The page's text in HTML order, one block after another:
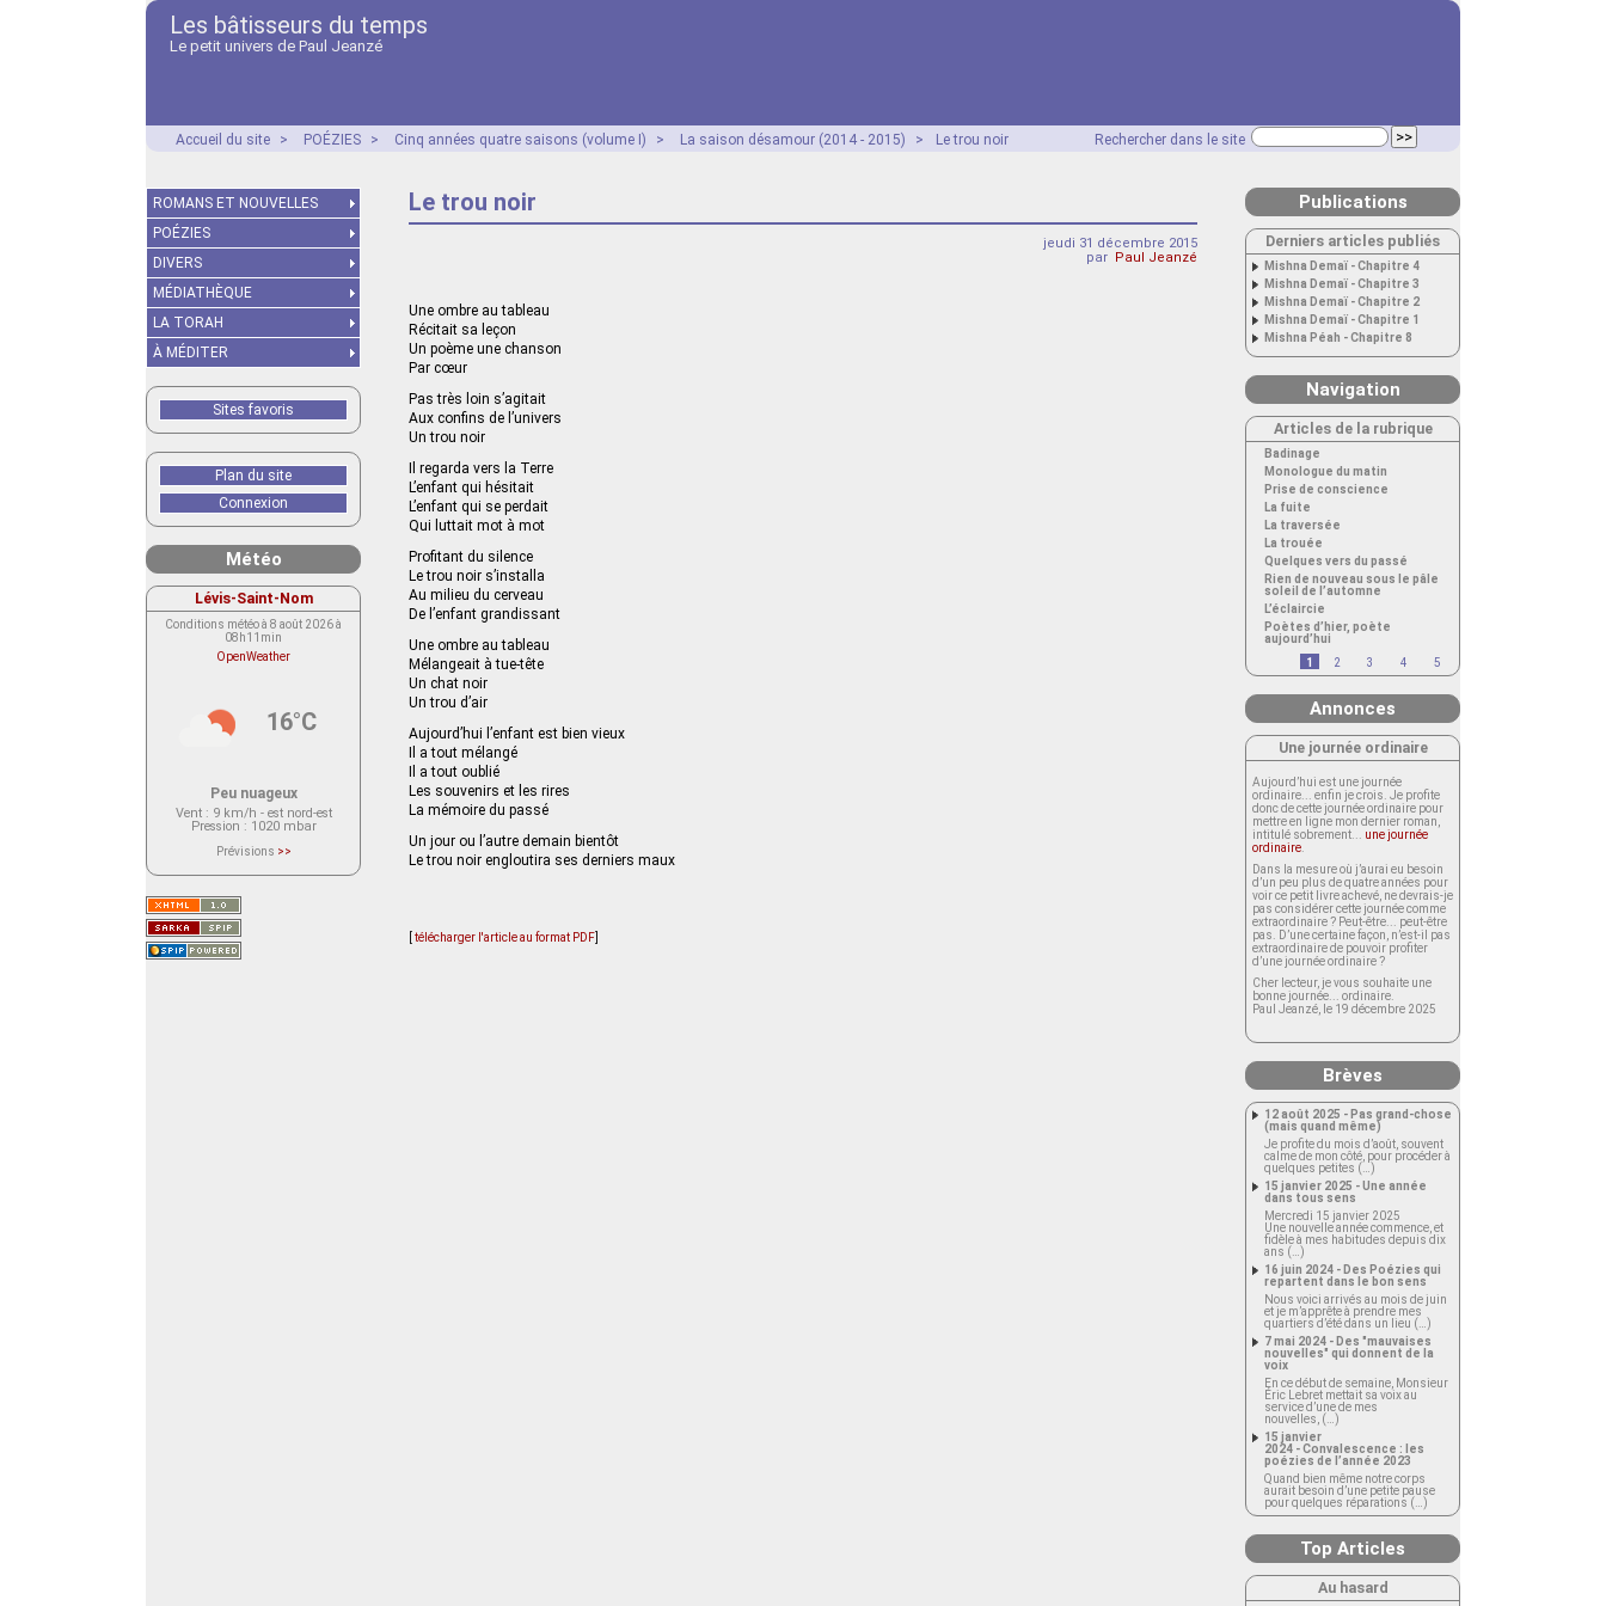
Les bâtisseurs du temps
Le petit univers de Paul Jeanzé
Rechercher dans le site
Accueil du site > POÉZIES > Cinq années quatre saisons (volume I) > La saison désamour (2014 - 2015) > Le trou noir
Le trou noir
jeudi 31 décembre 2015
par Paul Jeanzé
Une ombre au tableau
Récitait sa leçon
Un poème une chanson
Par cœur
Pas très loin s’agitait
Aux confins de l’univers
Un trou noir
Il regarda vers la Terre
L’enfant qui hésitait
L’enfant qui se perdait
Qui luttait mot à mot
Profitant du silence
Le trou noir s’installa
Au milieu du cerveau
De l’enfant grandissant
Une ombre au tableau
Mélangeait à tue-tête
Un chat noir
Un trou d’air
Aujourd’hui l’enfant est bien vieux
Il a tout mélangé
Il a tout oublié
Les souvenirs et les rires
La mémoire du passé
Un jour ou l’autre demain bientôt
Le trou noir engloutira ses derniers maux
télécharger l'article au format PDF
ROMANS ET NOUVELLES
POÉZIES
DIVERS
MÉDIATHÈQUE
LA TORAH
À MÉDITER
Sites favoris
Plan du site
Connexion
Météo
Lévis-Saint-Nom
Conditions météo à 8 août 2026 à
08h11min
OpenWeather
16°C
Peu nuageux
Vent: 9 km/h - est nord-est
Pression : 1020 mbar
Prévisions >>
actuellement aucune prévision
Saint-Nom.
Veuillez consulter le message du
service ci-dessous.
(401 - Invalid API key. Please see
https://openweathermap.org/faq#error401
Publications
Derniers articles publiés
Mishna Demaï - Chapitre 4
Mishna Demaï - Chapitre 3
Mishna Demaï - Chapitre 2
Mishna Demaï - Chapitre 1
Mishna Péah - Chapitre 8
Navigation
Articles de la rubrique
Badinage
Monologue du matin
Prise de conscience
La fuite
La traversée
La trouée
Quelques vers du passé
Rien de nouveau sous le pâle
soleil de l’automne
L’éclaircie
Poètes d’hier, poète
aujourd’hui
1
2 3 4 5
Annonces
Une journée ordinaire
Aujourd’hui est une journée
ordinaire... enfin je crois. Je profite
donc de cette journée ordinaire pour
mettre en ligne mon dernier roman,
intitulé sobrement... une journée
ordinaire
Dans la mesure où j’aurai eu besoin
d’un peu plus de quatre années pour
voir ce petit livre achevé, ne devrais-je
pas considérer cette journée comme
extraordinaire ? Peut-être... peut-être
pas. D’une certaine façon, n’est-il pas
extraordinaire de pouvoir profiter
d’une journée ordinaire ?
Cher lecteur, je vous souhaite une
bonne journée... ordinaire.
Paul Jeanzé, le 19 décembre 2025
Brèves
12 août 2025 - Pas grand-chose
(mais quand même)
Je profite du mois d’août, souvent
calme de mon côté, pour procéder à
quelques petites (…)
15 janvier 2025 - Une année
dans tous sens
Mercredi 15 janvier 2025
Une nouvelle année commence, et
fidèle à mes habitudes depuis dix
ans (…)
16 juin 2024 - Des Poézies qui
repartent dans le bon sens
Nous voici arrivés au mois de juin
et je m’apprête à prendre mes
quartiers d’été dans un lieu (…)
7 mai 2024 - Des "mauvaises
nouvelles" qui donnent de la
voix
En ce début de semaine, Monsieur
Éric Lebret mettait sa voix au
service d’une de mes
nouvelles, (…)
15 janvier
2024 - Convalescence : les
poézies de l’année 2023
Quand bien même notre corps
aurait besoin d’une petite pause
pour quelques réparations (…)
Top Articles
Au hasard